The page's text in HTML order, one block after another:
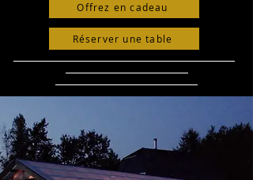
Offrez en cadeau
Réserver une table